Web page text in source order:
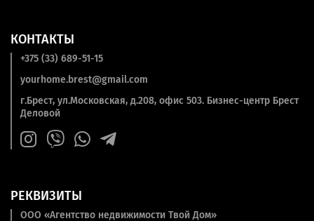
КОНТАКТЫ
+375 (33) 689-51-15
yourhome.brest@gmail.com
г.Брест, ул.Московская, д.208, офис 503. Бизнес-центр Брест
Деловой
РЕКВИЗИТЫ
ООО «Агентство недвижимости Твой Дом»